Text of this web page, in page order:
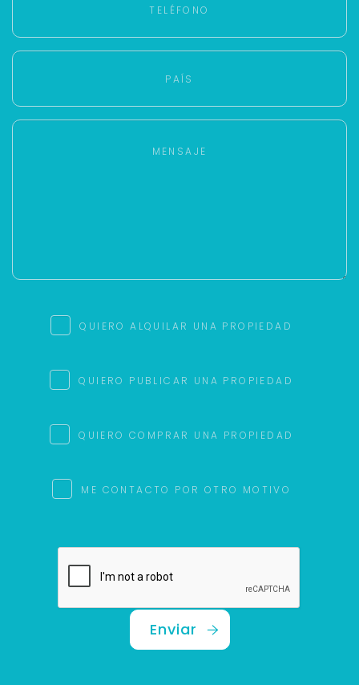
QUIERO ALQUILAR UNA PROPIEDAD
QUIERO PUBLICAR UNA PROPIEDAD
QUIERO COMPRAR UNA PROPIEDAD
ME CONTACTO POR OTRO MOTIVO
Enviar